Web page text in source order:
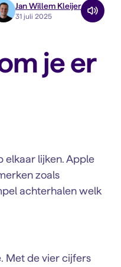
Jan Willem Kleijer
31 juli 2025
je er
elkaar lijken. Apple
zoals
achterhalen welk
Met de vier cijfers